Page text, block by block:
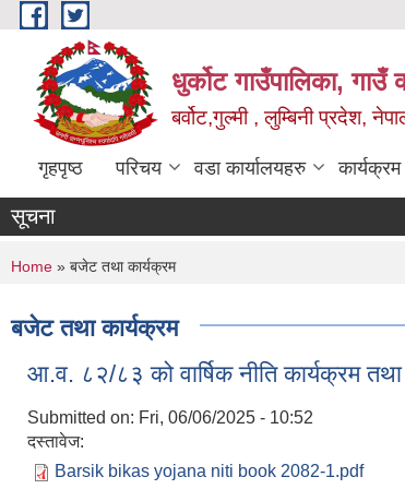
Skip to main content
धुर्कोट गाउँपालिका, गाउँ
बर्वोट,गुल्मी , लुम्बिनी प्रदेश,
गृहपृष्ठ परिचय वडा कार्यालयहरु
सूचना
You are here
Home » बजेट तथा कार्यक्रम
बजेट तथा कार्यक्रम
आ.व. ८२/८३ को वार्षिक नीति कार्यक्रम
Submitted on: Fri, 06/06/2025 - 10:52
दस्तावेज:
Barsik bikas yojana niti book 2082-1.pdf